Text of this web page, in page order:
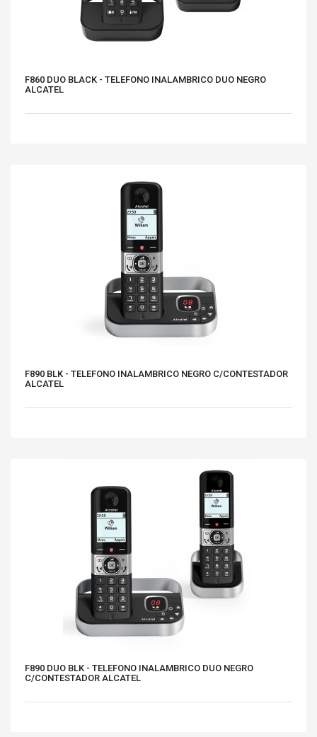
F860 DUO BLACK - TELEFONO INALAMBRICO DUO NEGRO
ALCATEL
F890 BLK - TELEFONO INALAMBRICO NEGRO C/CONTESTADOR
ALCATEL
F890 DUO BLK - TELEFONO INALAMBRICO DUO NEGRO
C/CONTESTADOR ALCATEL